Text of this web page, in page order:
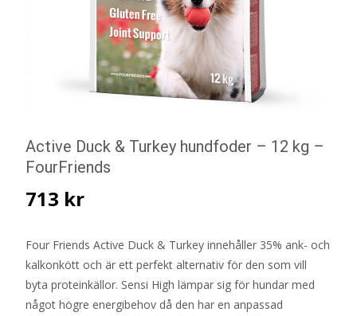
Active Duck & Turkey hundfoder – 12 kg –
FourFriends
713 kr
Four Friends Active Duck & Turkey innehåller 35% ank- och
kalkonkött och är ett perfekt alternativ för den som vill
byta proteinkällor. Sensi High lämpar sig för hundar med
något högre energibehov då den har en anpassad